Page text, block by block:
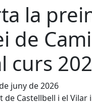
la
de
curs
juny de 2026
de Castellbell i el